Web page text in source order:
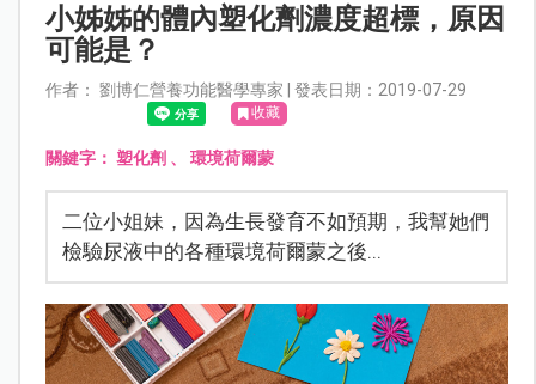
小姊姊的體內塑化劑濃度超標，原因
可能是？
作者： 劉博仁營養功能醫學專家 | 發表日期：2019-07-29
收藏
關鍵字： 塑化劑 、 環境荷爾蒙
二位小姐妹，因為生長發育不如預期，我幫她們
檢驗尿液中的各種環境荷爾蒙之後...